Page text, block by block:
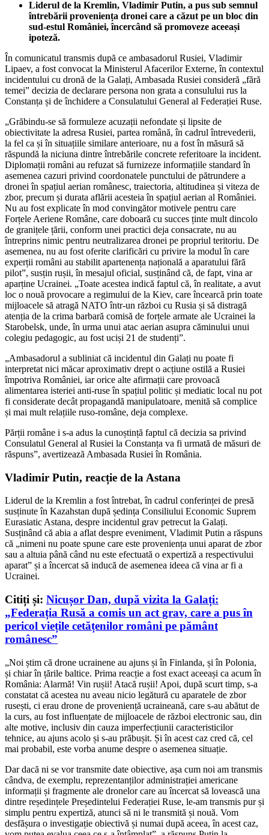
Liderul de la Kremlin, Vladimir Putin, a pus sub semnul
întrebării proveniența dronei care a căzut pe un bloc din
sud-estul României, încercând să promoveze aceeași
ipoteză.
În comunicatul transmis după ce ambasadorul Rusiei, Vladimir
Lipaev, a fost convocat la Ministerul Afacerilor Externe, în contextul
incidentului cu dronă de la Galați, Ambasada Rusiei consideră „fără
temei” decizia de declarare persona non grata a consulului rus la
Constanța și de închidere a Consulatului General al Federației Ruse.
„Grăbindu-se să formuleze acuzații nefondate și lipsite de
obiectivitate la adresa Rusiei, partea română, în cadrul întrevederii,
la fel ca și în situațiile similare anterioare, nu a fost în măsură să
răspundă la niciuna dintre întrebările concrete referitoare la incident.
Diplomații români au refuzat să furnizeze informațiile standard în
asemenea cazuri privind coordonatele punctului de pătrundere a
dronei în spațiul aerian românesc, traiectoria, altitudinea și viteza de
zbor, precum și durata aflării acesteia în spațiul aerian al României.
Nu au fost explicate în mod convingător motivele pentru care
Forțele Aeriene Române, care doboară cu succes ținte mult dincolo
de granițele țării, conform unei practici deja consacrate, nu au
întreprins nimic pentru neutralizarea dronei pe propriul teritoriu. De
asemenea, nu au fost oferite clarificări cu privire la modul în care
experții români au stabilit apartenența națională a aparatului fără
pilot”, susțin rușii, în mesajul oficial, susținând că, de fapt, vina ar
aparține Ucrainei. „Toate acestea indică faptul că, în realitate, a avut
loc o nouă provocare a regimului de la Kiev, care încearcă prin toate
mijloacele să atragă NATO într-un război cu Rusia și să distragă
atenția de la crima barbară comisă de forțele armate ale Ucrainei la
Starobelsk, unde, în urma unui atac aerian asupra căminului unui
colegiu pedagogic, au fost uciși 21 de studenți”.
„Ambasadorul a subliniat că incidentul din Galați nu poate fi
interpretat nici măcar aproximativ drept o acțiune ostilă a Rusiei
împotriva României, iar orice alte afirmații care provoacă
alimentarea isteriei anti-ruse în spațiul politic și mediatic local nu pot
fi considerate decât propagandă manipulatoare, menită să complice
și mai mult relațiile ruso-române, deja complexe.
Părții române i s-a adus la cunoștință faptul că decizia sa privind
Consulatul General al Rusiei la Constanța va fi urmată de măsuri de
răspuns”, avertizează Ambasada Rusiei în România.
Vladimir Putin, reacție de la Astana
Liderul de la Kremlin a fost întrebat, în cadrul conferinței de presă
susținute în Kazahstan după ședința Consiliului Economic Suprem
Eurasiatic Astana, despre incidentul grav petrecut la Galați.
Susținând că abia a aflat despre eveniment, Vladimit Putin a răspuns
că „nimeni nu poate spune care este proveniența unui aparat de zbor
sau a altuia până când nu este efectuată o expertiză a respectivului
aparat” și a încercat să inducă de asemenea ideea că vina ar fi a
Ucrainei.
Citiți și: Nicușor Dan, după vizita la Galați:
„Federația Rusă a comis un act grav, care a pus în
pericol viețile cetățenilor români pe pământ
românesc”
„Noi știm că drone ucrainene au ajuns și în Finlanda, și în Polonia,
și chiar în țările baltice. Prima reacție a fost exact aceeași ca acum în
România: Alarmă! Vin rușii! Atacă rușii! Apoi, după scurt timp, s-a
constatat că acestea nu aveau nicio legătură cu aparatele de zbor
rusești, ci erau drone de proveniență ucraineană, care s-au abătut de
la curs, au fost influențate de mijloacele de război electronic sau, din
alte motive, inclusiv din cauza imperfecțiunii caracteristicilor
tehnice, au ajuns acolo și s-au prăbușit. Și în acest caz cred că, cel
mai probabil, este vorba anume despre o asemenea situație.
Dar dacă ni se vor transmite date obiective, așa cum noi am transmis
cândva, de exemplu, reprezentanților administrației americane
informații și fragmente ale dronelor care au încercat să lovească una
dintre reședințele Președintelui Federației Ruse, le-am transmis pur și
simplu pentru expertiză, atunci să ni le transmită și nouă. Vom
desfășura o investigație obiectivă și numai după aceea, în acest caz,